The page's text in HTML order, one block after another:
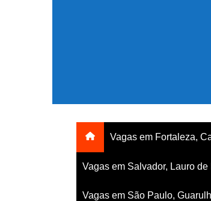
Vagas em Fortaleza,
Vagas em Salvador, Lauro
Vagas em São Paulo,